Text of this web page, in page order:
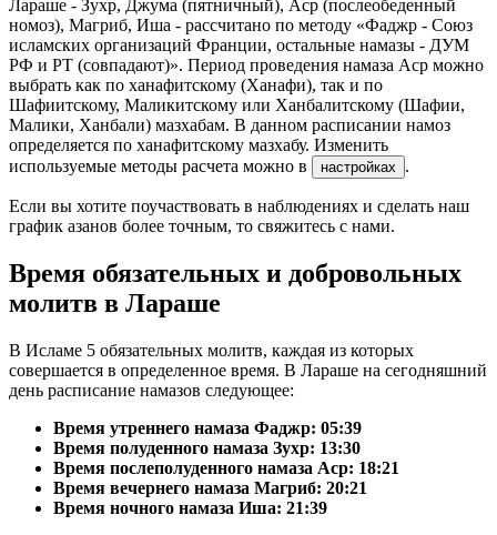
Лараше - Зухр, Джума (пятничный), Аср (послеобеденный
номоз), Магриб, Иша - рассчитано по методу «Фаджр - Союз
исламских организаций Франции, остальные намазы - ДУМ
РФ и РТ (совпадают)». Период проведения намаза Аср можно
выбрать как по ханафитскому (Ханафи), так и по
Шафиитскому, Маликитскому или Ханбалитскому (Шафии,
Малики, Ханбали) мазхабам. В данном расписании намоз
определяется по ханафитскому мазхабу. Изменить
используемые методы расчета можно в
настройках .
Если вы хотите поучаствовать в наблюдениях и сделать наш
график азанов более точным, то свяжитесь с нами.
Время обязательных и добровольных
молитв в Лараше
В Исламе 5 обязательных молитв, каждая из которых
совершается в определенное время. В Лараше на сегодняшний
день расписание намазов следующее:
Время утреннего намаза Фаджр: 05:39
Время полуденного намаза Зухр: 13:30
Время послеполуденного намаза Аср: 18:21
Время вечернего намаза Магриб: 20:21
Время ночного намаза Иша: 21:39